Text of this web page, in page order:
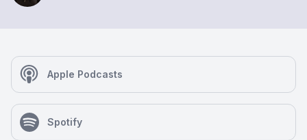
Apple Podcasts
Spotify